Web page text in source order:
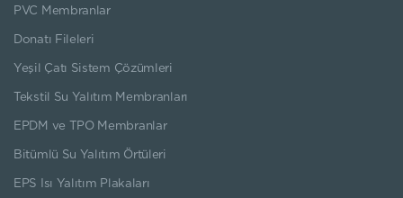
PVC Membranlar
Donatı Fileleri
Yeşil Çatı Sistem Çözümleri
Tekstil Su Yalıtım Membranları
EPDM ve TPO Membranlar
Bitümlü Su Yalıtım Örtüleri
EPS Isı Yalıtım Plakaları